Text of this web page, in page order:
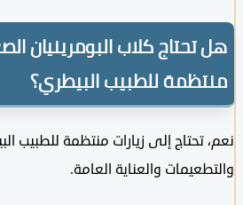
كلاب البومرينيان
للطبيب البيطري؟
إلى زيارات منتظمة للطبيب
والعناية العامة.